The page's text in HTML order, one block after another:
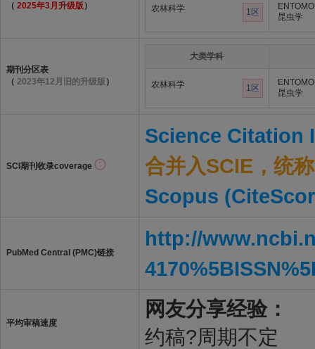
（ 2025年3月升级版 ） 农林科学 1区
昆虫学
期刊分区表
（ 2023年12月旧的升级版 ）
大类学科
农林科学 1区
昆虫学
SCI期刊收录coverage
Science Citation
合并入SCIE，统
Scopus
PubMed Central (PMC)链接
http://
平均审稿速度
网友分享经验：
约稿?周期不定